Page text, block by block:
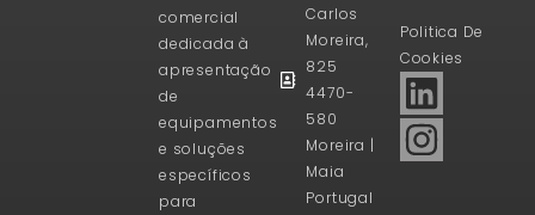
comercial
dedicada à
apresentação
de
equipamentos
e soluções
específicos
para
Carlos
Moreira,
825
4470-
580
Moreira |
Maia
Portugal
Politica De
Cookies